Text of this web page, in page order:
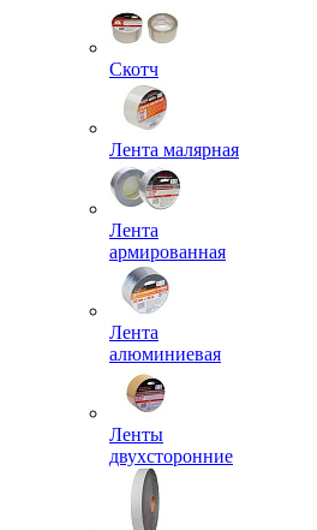
Скотч
Лента малярная
Лента
армированная
Лента
алюминиевая
Ленты
двухсторонние